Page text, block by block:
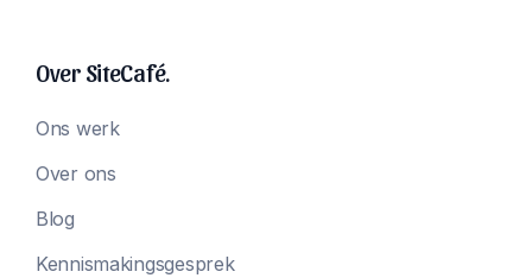
Over SiteCafé.
Ons werk
Over ons
Blog
Kennismakingsgesprek